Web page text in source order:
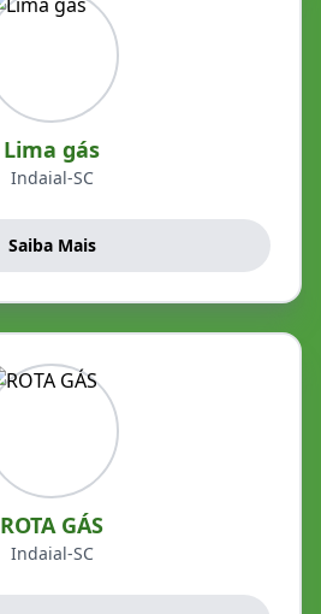
Lima gás
Indaial-SC
Saiba Mais
ROTA GÁS
Indaial-SC